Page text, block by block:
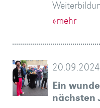
»mehr
20.09.2024
Ein
nächsten